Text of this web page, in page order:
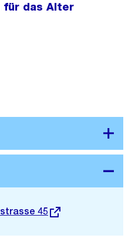
für das Alter
45